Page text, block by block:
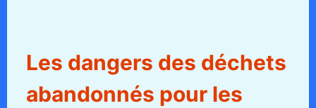
Les dangers des déchets
abandonnés pour les